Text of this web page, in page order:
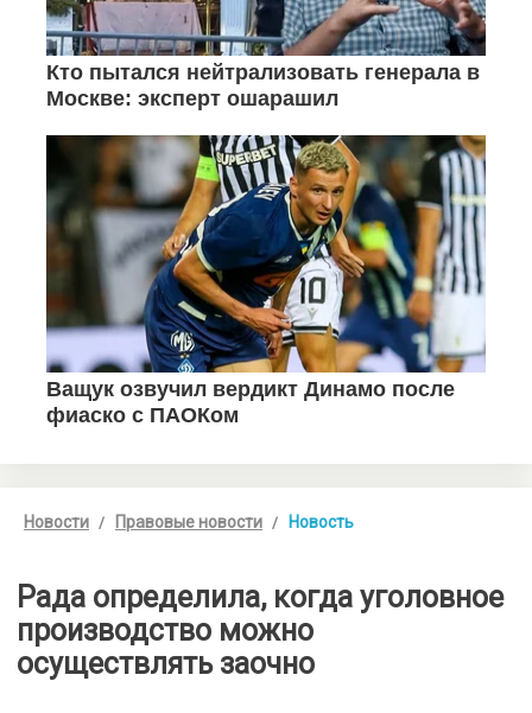
Новости Правовые новости Новость
Рада определила, когда уголовное
производство можно
осуществлять заочно